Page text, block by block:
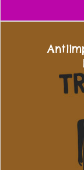
Queremos
Estado español,
semicoloniales,
plenos derechos
las